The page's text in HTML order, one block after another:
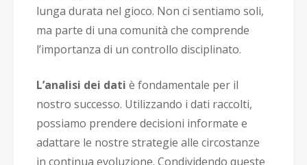
lunga durata nel gioco. Non ci sentiamo soli,
ma parte di una comunità che comprende
l’importanza di un controllo disciplinato.
L’analisi dei dati è fondamentale per il
nostro successo. Utilizzando i dati raccolti,
possiamo prendere decisioni informate e
adattare le nostre strategie alle circostanze
in continua evoluzione. Condividendo queste